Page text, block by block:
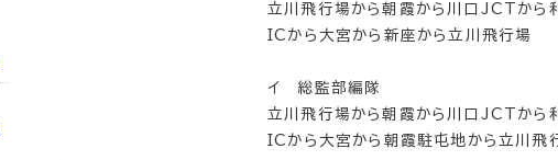
立川飛行場から朝霞から川口JCTから
ICから大宮から新座から立川飛行場
イ 総監部編隊
立川飛行場から朝霞から川口JCTから
ICから大宮から朝霞駐屯地から立川飛